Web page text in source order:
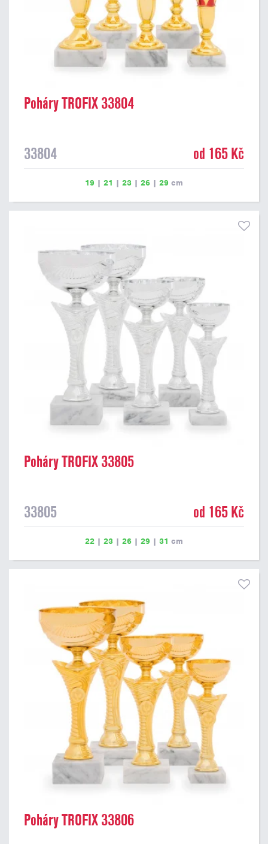
Poháry TROFIX 33804
33804 od 165 Kč
19 | 21 | 23 | 26 | 29 cm
Poháry TROFIX 33805
33805 od 165 Kč
22 | 23 | 26 | 29 | 31 cm
Poháry TROFIX 33806